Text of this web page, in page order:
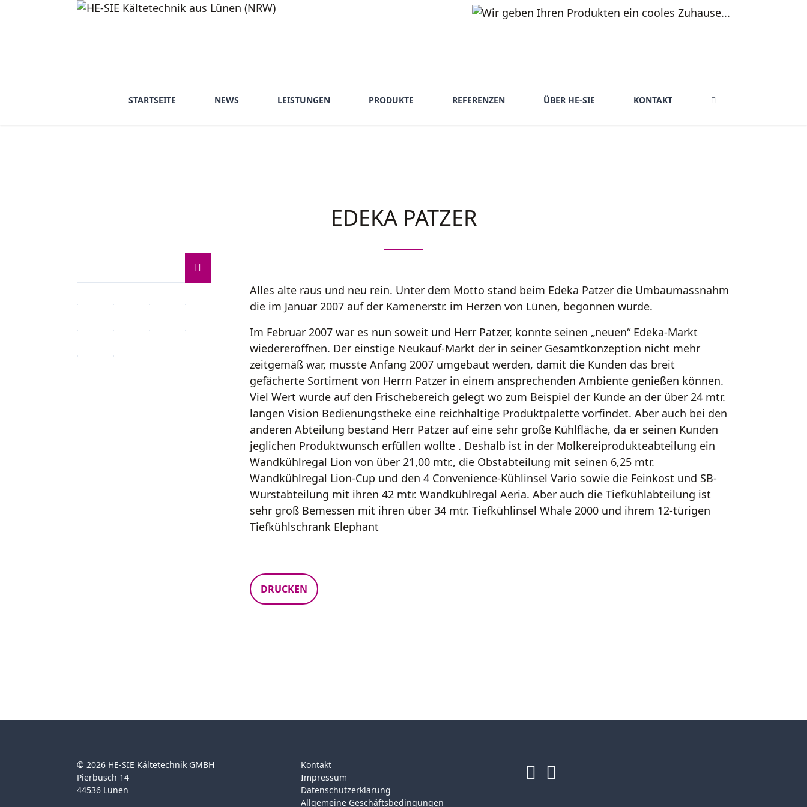
STARTSEITE NEWS LEISTUNGEN PRODUKTE REFERENZEN ÜBER HE-SIE KONTAKT
EDEKA PATZER
Alles alte raus und neu rein. Unter dem Motto stand beim Edeka Patzer die Umbaumassnahm
die im Januar 2007 auf der Kamenerstr. im Herzen von Lünen, begonnen wurde.
Im Februar 2007 war es nun soweit und Herr Patzer, konnte seinen „neuen“ Edeka-Markt
wiedereröffnen. Der einstige Neukauf-Markt der in seiner Gesamtkonzeption nicht mehr
zeitgemäß war, musste Anfang 2007 umgebaut werden, damit die Kunden das breit
gefächerte Sortiment von Herrn Patzer in einem ansprechenden Ambiente genießen können.
Viel Wert wurde auf den Frischebereich gelegt wo zum Beispiel der Kunde an der über 24 mtr.
langen Vision Bedienungstheke eine reichhaltige Produktpalette vorfindet. Aber auch bei den
anderen Abteilung bestand Herr Patzer auf eine sehr große Kühlfläche, da er seinen Kunden
jeglichen Produktwunsch erfüllen wollte . Deshalb ist in der Molkereiprodukteabteilung ein
Wandkühlregal Lion von über 21,00 mtr., die Obstabteilung mit seinen 6,25 mtr.
Wandkühlregal Lion-Cup und den 4 Convenience-Kühlinsel Vario sowie die Feinkost und SB-
Wurstabteilung mit ihren 42 mtr. Wandkühlregal Aeria. Aber auch die Tiefkühlabteilung ist
sehr groß Bemessen mit ihren über 34 mtr. Tiefkühlinsel Whale 2000 und ihrem 12-türigen
Tiefkühlschrank Elephant
DRUCKEN
© 2026 HE-SIE Kältetechnik GMBH
Pierbusch 14
44536 Lünen
Kontakt
Impressum
Datenschutzerklärung
Allgemeine Geschäftsbedingungen